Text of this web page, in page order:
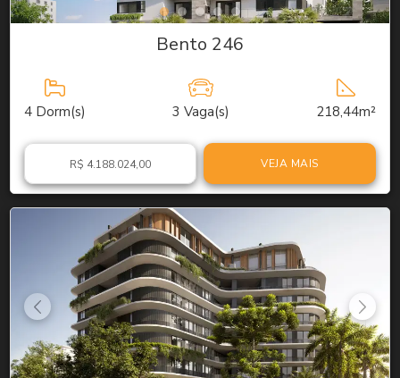
Bento 246
4 Dorm(s) 3 Vaga(s) 218,44m²
R$ 4.188.024,00 VEJA MAIS